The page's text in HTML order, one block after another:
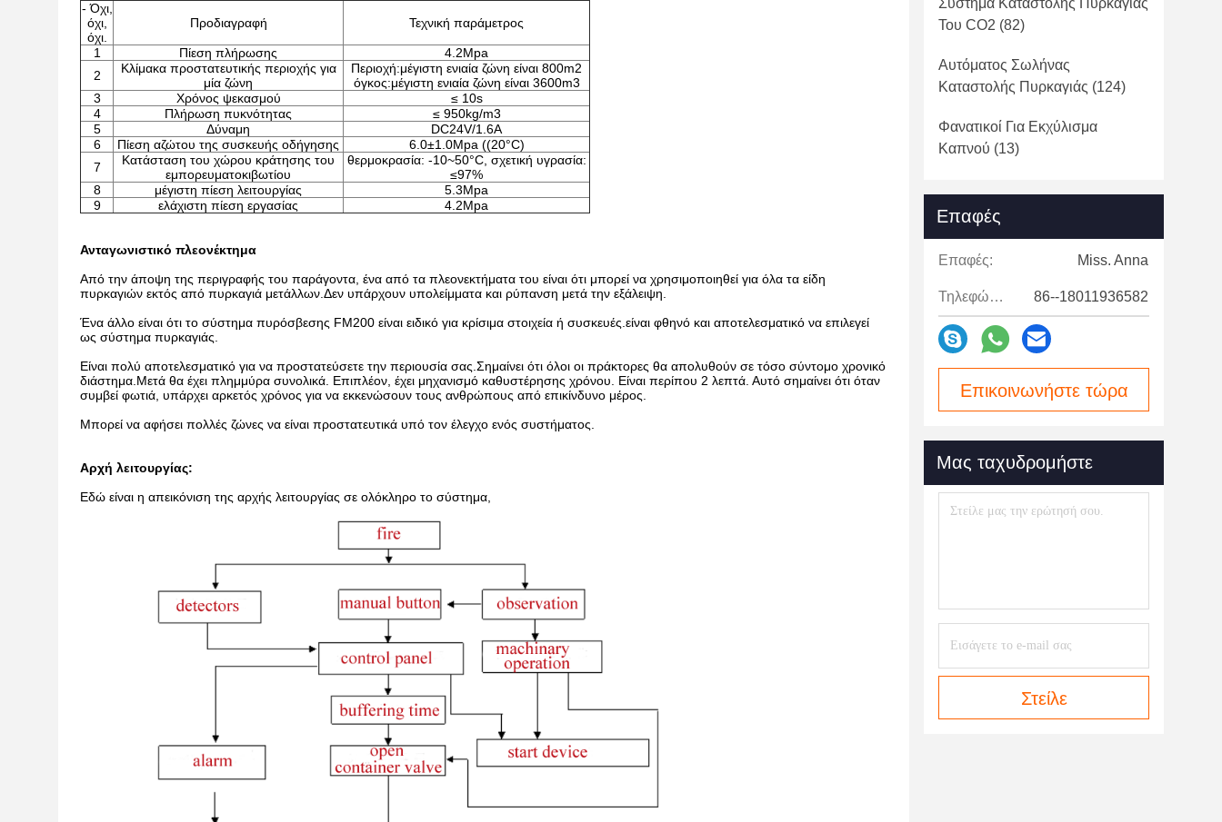
- Όχι,
όχι,
όχι.
Προδιαγραφή Τεχνική παράμετρος
1 Πίεση πλήρωσης
4.2Mpa
2
Κλίμακα προστατευτικής περιοχής για
μία ζώνη
Περιοχή:μέγιστη ενιαία ζώνη είναι 800m2
όγκος:μέγιστη ενιαία ζώνη είναι 3600m3
3
Χρόνος ψεκασμού
≤ 10s
4
Πλήρωση πυκνότητας
≤ 950kg/m3
5
Δύναμη
DC24V/1.6A
6
Πίεση αζώτου της συσκευής οδήγησης
6.0±1.0Mpa ((20°C)
7
Κατάσταση του χώρου κράτησης του
εμπορευματοκιβωτίου
θερμοκρασία: -10~50°C, σχετική υγρασία:
≤97%
8
μέγιστη πίεση λειτουργίας
5.3Mpa
9
ελάχιστη πίεση εργασίας 4.2Mpa
Ανταγωνιστικό πλεονέκτημα
Από την άποψη της περιγραφής του παράγοντα, ένα από τα πλεονεκτήματα του είναι ότι μπορεί να χρησιμοποιηθεί για όλα τα είδη
πυρκαγιών εκτός από πυρκαγιά μετάλλων.Δεν υπάρχουν υπολείμματα και ρύπανση μετά την εξάλειψη.
Ένα άλλο είναι ότι το σύστημα πυρόσβεσης FM200 είναι ειδικό για κρίσιμα στοιχεία ή συσκευές.είναι φθηνό και αποτελεσματικό να επιλεγεί
ως σύστημα πυρκαγιάς.
Είναι πολύ αποτελεσματικό για να προστατεύσετε την περιουσία σας.Σημαίνει ότι όλοι οι πράκτορες θα απολυθούν σε τόσο σύντομο χρονικό
διάστημα.Μετά θα έχει πλημμύρα συνολικά. Επιπλέον, έχει μηχανισμό καθυστέρησης χρόνου. Είναι περίπου 2 λεπτά. Αυτό σημαίνει ότι όταν
συμβεί φωτιά, υπάρχει αρκετός χρόνος για να εκκενώσουν τους ανθρώπους από επικίνδυνο μέρος.
Μπορεί να αφήσει πολλές ζώνες να είναι προστατευτικά υπό τον έλεγχο ενός συστήματος.
Αρχή λειτουργίας:
Εδώ είναι η απεικόνιση της αρχής λειτουργίας σε ολόκληρο το σύστημα,
Σύστημα Καταστολής Πυρκαγιάς
Του CO2 (82)
Αυτόματος Σωλήνας
Καταστολής Πυρκαγιάς (124)
Φανατικοί Για Εκχύλισμα
Καπνού (13)
Επαφές
Επαφές: Miss. Anna
Τηλεφώνημα: 86--18011936582
Επικοινωνήστε τώρα
Μας ταχυδρομήστε
Στείλε